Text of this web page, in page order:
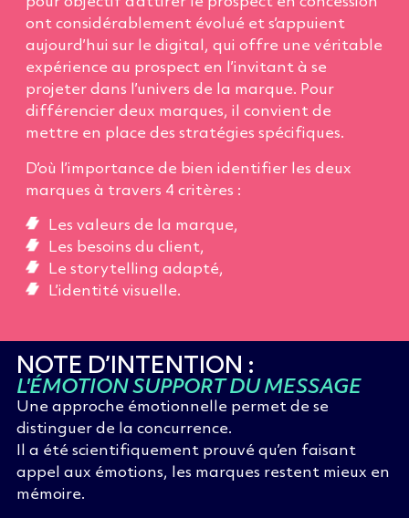
ont considérablement évolué et s’appuient
aujourd’hui sur le digital, qui offre une véritable
expérience au prospect en l’invitant à se
projeter dans l’univers de la marque. Pour
différencier deux marques, il convient de
mettre en place des stratégies spécifiques.
D’où l’importance de bien identifier les deux
marques à travers 4 critères :
Les valeurs de la marque,
Les besoins du client,
Le storytelling adapté,
L’identité visuelle.
NOTE D’INTENTION :
L'ÉMOTION SUPPORT DU MESSAGE
Une approche émotionnelle permet de se
distinguer de la concurrence.
Il a été scientifiquement prouvé qu’en faisant
appel aux émotions, les marques restent mieux en
mémoire.